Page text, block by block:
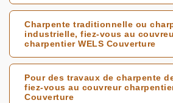
Charpente traditionnelle ou
industrielle, fiez-vous au
charpentier WELS Couverture
Pour des travaux de charpente
fiez-vous au couvreur
Couverture